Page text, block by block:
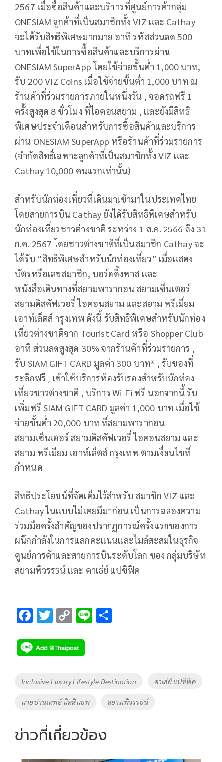
2567 เมื่อซื้อสินค้าและบริการที่ศูนย์การค้ากลุ่ม
ONESIAM ลูกค้าที่เป็นสมาชิกทั้ง VIZ และ Cathay
จะได้รับสิทธิพิเศษมากมาย อาทิ รหัสส่วนลด 500
บาทเพื่อใช้ในการซื้อสินค้าและบริการผ่าน
ONESIAM SuperApp โดยใช้จ่ายขั้นต่ำ 1,000 บาท,
รับ 200 VIZ Coins เมื่อใช้จ่ายขั้นต่ำ 1,000 บาท ณ
ร้านค้าที่ร่วมรายการภายในหนึ่งวัน , จอดรถฟรี 1
ครั้งสูงสุด 8 ชั่วโมง ที่ไอคอนสยาม , และยังมีสิทธิ
พิเศษประจำเดือนสำหรับการซื้อสินค้าและบริการ
ผ่าน ONESIAM SuperApp หรือร้านค้าที่ร่วมรายการ
(จำกัดสิทธิ์เฉพาะลูกค้าที่เป็นสมาชิกทั้ง VIZ และ
Cathay 10,000 คนแรกเท่านั้น)
สำหรับนักท่องเที่ยวที่เดินมาเข้ามาในประเทศไทย
โดยสายการบิน Cathay ยังได้รับสิทธิพิเศษสำหรับ
นักท่องเที่ยวชาวต่างชาติ ระหว่าง 1 ส.ค. 2566 ถึง 31
ก.ค. 2567 โดยชาวต่างชาติที่เป็นสมาชิก Cathay จะ
ได้รับ “สิทธิพิเศษสำหรับนักท่องเที่ยว” เมื่อแสดง
บัตรหรือเลขสมาชิก, บอร์ดดิ้งพาส และ
หนังสือเดินทางที่สยามพารากอน สยามเซ็นเตอร์
สยามดิสคัฟเวอรี่ ไอคอนสยาม และสยาม พรีเมี่ยม
เอาท์เล็ตส์ กรุงเทพ ดังนี้ รับสิทธิพิเศษสำหรับนักท่อง
เที่ยวต่างชาติจาก Tourist Card หรือ Shopper Club
อาทิ ส่วนลดสูงสุด 30% จากร้านค้าที่ร่วมรายการ ,
รับ SIAM GIFT CARD มูลค่า 300 บาท* , รับของที่
ระลึกฟรี , เข้าใช้บริการห้องรับรองสำหรับนักท่อง
เที่ยวชาวต่างชาติ , บริการ Wi-Fi ฟรี นอกจากนี้ รับ
เพิ่มฟรี SIAM GIFT CARD มูลค่า 1,000 บาท เมื่อใช้
จ่ายขั้นต่ำ 20,000 บาท ที่สยามพารากอน
สยามเซ็นเตอร์ สยามดิสคัฟเวอรี่ ไอคอนสยาม และ
สยาม พรีเมี่ยม เอาท์เล็ตส์ กรุงเทพ ตามเงื่อนไขที่
กำหนด
สิทธิประโยชน์ที่จัดเต็มไว้สำหรับ สมาชิก VIZ และ
Cathay ในแบบไม่เคยมีมาก่อน เป็นการฉลองความ
ร่วมมือครั้งสำคัญของปรากฏการณ์ครั้งแรกของการ
ผนึกกำลังในการแลกคะแนนและไมล์สะสมในธุรกิจ
ศูนย์การค้าและสายการบินระดับโลก ของ กลุ่มบริษัท
สยามพิวรรธน์ และ คาเธ่ย์ แปซิฟิค
F
e
b
o
o
k
T
tt
er
C
p
y
Li
n
k
Li
Tags
Inclusive Luxury Lifestyle Destination คาเธ่ย์ แปซิฟิค
นายปานเทพย์ นิลสินธพ สยามพิวรรธน์
ข่าวที่เกี่ยวข้อง